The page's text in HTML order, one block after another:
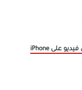
طريقة حفظ الصوت من أي فيديو على iPhone